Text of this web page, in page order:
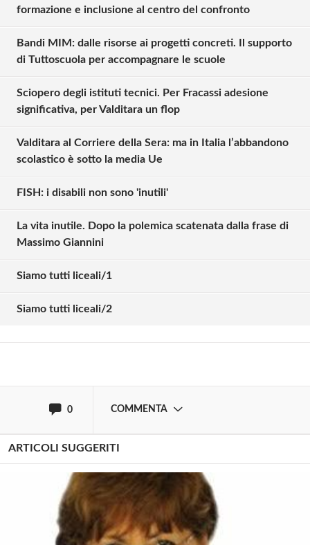
formazione e inclusione al centro del confronto
Bandi MIM: dalle risorse ai progetti concreti. Il supporto
di Tuttoscuola per accompagnare le scuole
Sciopero degli istituti tecnici. Per Fracassi adesione
significativa, per Valditara un flop
Valditara al Corriere della Sera: ma in Italia l’abbandono
scolastico è sotto la media Ue
FISH: i disabili non sono 'inutili'
La vita inutile. Dopo la polemica scatenata dalla frase di
Massimo Giannini
Siamo tutti liceali/1
Siamo tutti liceali/2
0 COMMENTA
commentare!
Effettua il Login
ARTICOLI SUGGERITI